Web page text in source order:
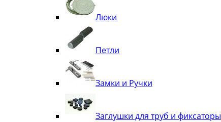
Люки
Петли
Замки и Ручки
Заглушки для труб и фиксаторы